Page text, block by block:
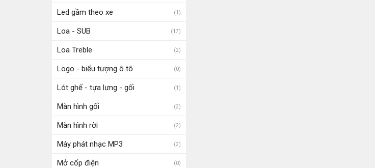
Led gầm theo xe (1)
Loa - SUB (17)
Loa Treble (2)
Logo - biểu tượng ô tô (0)
Lót ghế - tựa lưng - gối (1)
Màn hình gối (2)
Màn hình rời (2)
Máy phát nhạc MP3 (2)
Mở cốp điện (0)